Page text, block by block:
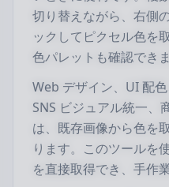
切り替えながら、右側
ックしてピクセル色を
色パレットも確認できま
Web デザイン、UI 配色
SNS ビジュアル統一、
は、既存画像から色を
ります。このツールを
を直接取得でき、手作